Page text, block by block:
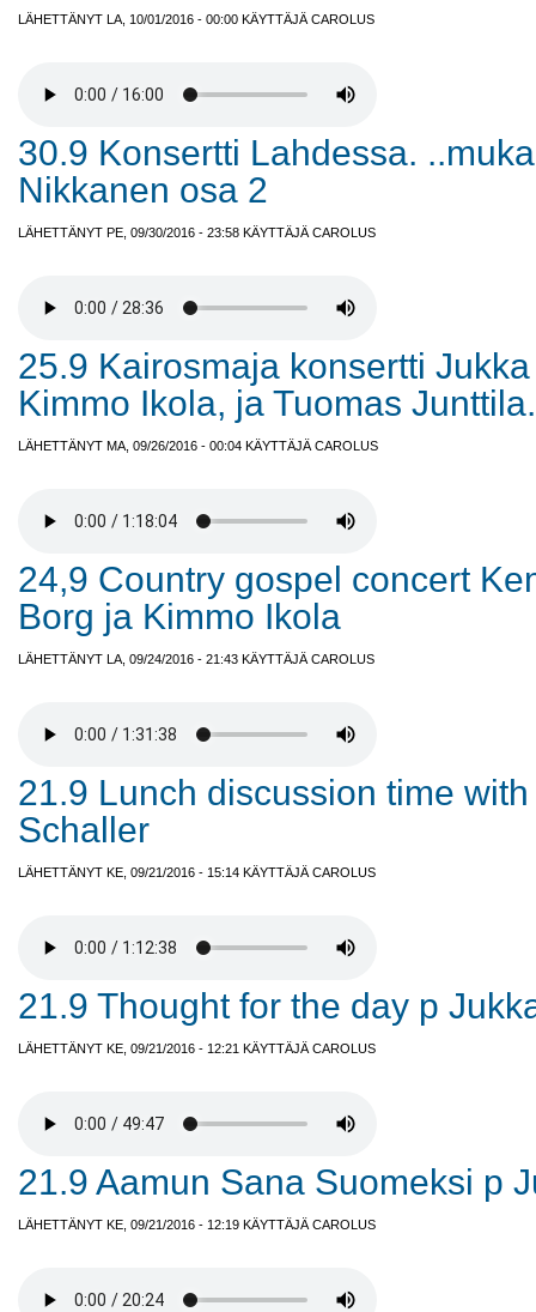
LÄHETTÄNYT LA, 10/01/2016 - 00:00 KÄYTTÄJÄ CAROLUS
30.9 Konsertti Lahdessa.
Nikkanen osa 2
LÄHETTÄNYT PE, 09/30/2016 - 23:58 KÄYTTÄJÄ CAROLUS
25.9 Kairosmaja konsertti
Kimmo Ikola, ja Tuomas Junttila.
LÄHETTÄNYT MA, 09/26/2016 - 00:04 KÄYTTÄJÄ CAROLUS
24,9 Country gospel concert
Borg ja Kimmo Ikola
LÄHETTÄNYT LA, 09/24/2016 - 21:43 KÄYTTÄJÄ CAROLUS
21.9 Lunch discussion time
Schaller
LÄHETTÄNYT KE, 09/21/2016 - 15:14 KÄYTTÄJÄ CAROLUS
21.9 Thought for the day p
LÄHETTÄNYT KE, 09/21/2016 - 12:21 KÄYTTÄJÄ CAROLUS
21.9 Aamun Sana Suomeksi p
LÄHETTÄNYT KE, 09/21/2016 - 12:19 KÄYTTÄJÄ CAROLUS